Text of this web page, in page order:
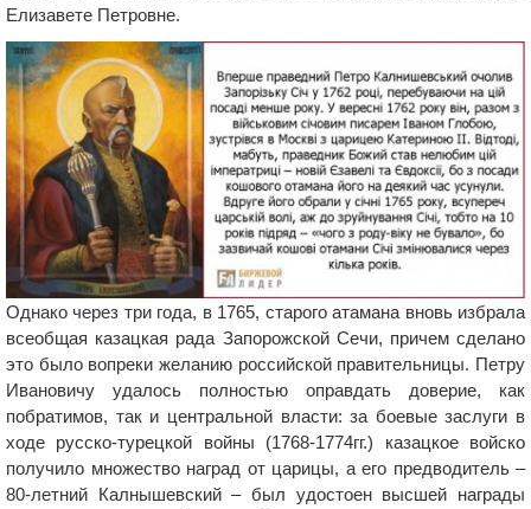
Елизавете Петровне.
Однако через три года, в 1765, старого атамана вновь избрала
всеобщая казацкая рада Запорожской Сечи, причем сделано
это было вопреки желанию российской правительницы. Петру
Ивановичу удалось полностью оправдать доверие, как
побратимов, так и центральной власти: за боевые заслуги в
ходе русско-турецкой войны (1768-1774гг.) казацкое войско
получило множество наград от царицы, а его предводитель –
80-летний Калнышевский – был удостоен высшей награды